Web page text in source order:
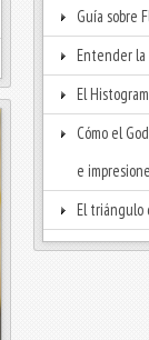
Guía sobre
Entender la
El
Cómo el
e
El triángulo